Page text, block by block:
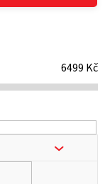
6499 Kč